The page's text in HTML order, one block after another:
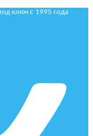
ключ с 1995 года